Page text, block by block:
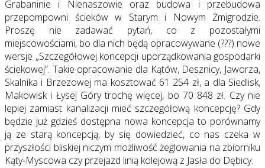
Grabaninie i Nienaszowie oraz budowa i przebudowa
przepompowni ścieków w Starym i Nowym Żmigrodzie.
Proszę nie zadawać pytań, co z pozostałymi
miejscowościami, bo dla nich będą opracowywane (???) nowe
wersje „Szczegółowej koncepcji uporządkowania gospodarki
ściekowej”. Takie opracowanie dla Kątów, Desznicy, Jaworza,
Skalnika i Brzezowej ma kosztować 61 254 zł, a dla Siedlisk,
Makowisk i Łysej Góry trochę więcej, bo 70 848 zł. Czy nie
lepiej zamiast kanalizacji mieć szczegółową koncepcję? Gdy
będzie już gdzieś dostępna nowa koncepcja to porównamy
ją ze starą koncepcją, by się dowiedzieć, co nas czeka w
przyszłości bliskiej niczym możliwość żeglowania na zbiorniku
Kąty-Myscowa czy przejazd linią kolejową z Jasła do Dębicy.